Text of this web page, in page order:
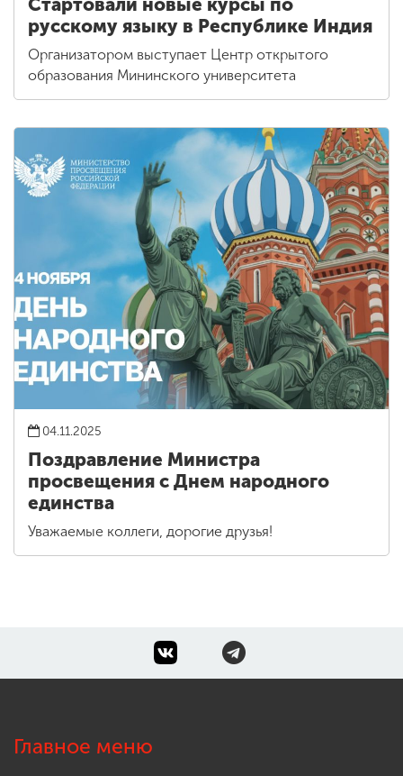
Стартовали новые курсы по
русскому языку в Республике Индия
Организатором выступает Центр открытого
образования Мининского университета
04.11.2025
Поздравление Министра
просвещения с Днем народного
единства
Уважаемые коллеги, дорогие друзья!
Главное меню